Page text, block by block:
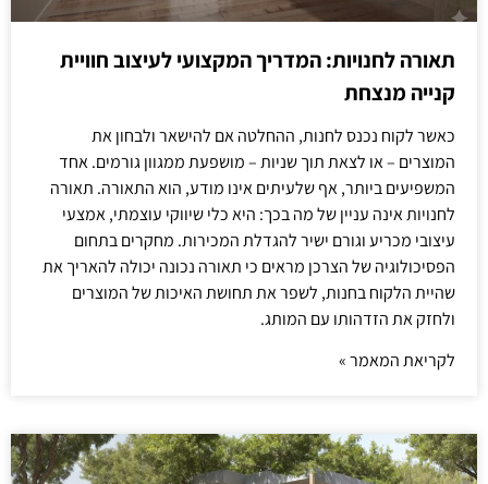
תאורה לחנויות: המדריך המקצועי לעיצוב חוויית
קנייה מנצחת
כאשר לקוח נכנס לחנות, ההחלטה אם להישאר ולבחון את
המוצרים – או לצאת תוך שניות – מושפעת ממגוון גורמים. אחד
המשפיעים ביותר, אף שלעיתים אינו מודע, הוא התאורה. תאורה
לחנויות אינה עניין של מה בכך: היא כלי שיווקי עוצמתי, אמצעי
עיצובי מכריע וגורם ישיר להגדלת המכירות. מחקרים בתחום
הפסיכולוגיה של הצרכן מראים כי תאורה נכונה יכולה להאריך את
שהיית הלקוח בחנות, לשפר את תחושת האיכות של המוצרים
ולחזק את הזדהותו עם המותג.
לקריאת המאמר »